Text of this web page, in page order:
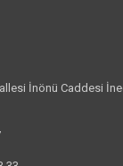
İnönü Caddesi